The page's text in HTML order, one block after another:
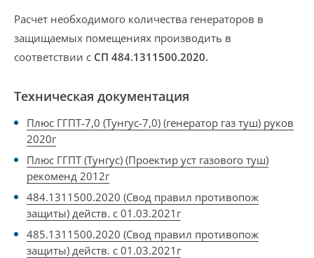
Расчет необходимого количества генераторов в
защищаемых помещениях производить в
соответствии с СП 484.1311500.2020.
Техническая документация
Плюс ГГПТ-7,0 (Тунгус-7,0) (генератор газ туш) руков
2020г
Плюс ГГПТ (Тунгус) (Проектир уст газового туш)
рекоменд 2012г
484.1311500.2020 (Свод правил противопож
защиты) действ. с 01.03.2021г
485.1311500.2020 (Свод правил противопож
защиты) действ. с 01.03.2021г